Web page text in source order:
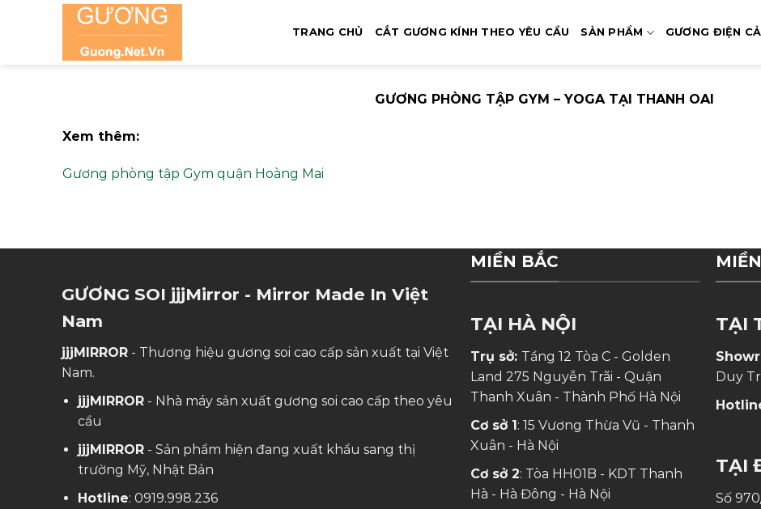
TRANG CHỦ CẮT GƯƠNG KÍNH THEO YÊU CẦU SẢN PHẨM GƯƠNG ĐIỆN
GƯƠNG PHÒNG TẬP GYM – YOGA TẠI THANH OAI
Xem thêm:
Gương phòng tập Gym quận Hoàng Mai
GƯƠNG SOI jjjMirror - Mirror Made In Việt
Nam
jjjMIRROR- Thương hiệu gương soi cao cấp sản xuất tại Việt
Nam.
jjjMIRROR - Nhà máy sản xuất gương soi cao cấp theo yêu
cầu
jjjMIRROR - Sản phẩm hiện đang xuất khẩu sang thị
trường Mỹ, Nhật Bản
Hotline:0919.998.236
MIỀN BẮC
TẠI HÀ NỘI
Trụ sở: Tầng 12 Tòa C - Golden
Land 275 Nguyễn Trãi - Quận
Thanh Xuân - Thành Phố Hà Nội
Cơ sở 1: 15 Vương Thừa Vũ - Thanh
Xuân - Hà Nội
Cơ sở 2: Tòa HH01B - KDT Thanh
Hà - Hà Đông - Hà Nội
TẠI
Duy
TẠI
Số